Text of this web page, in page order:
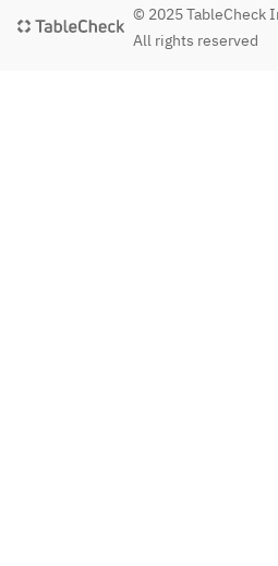
© 2025 TableCheck
All rights reserved